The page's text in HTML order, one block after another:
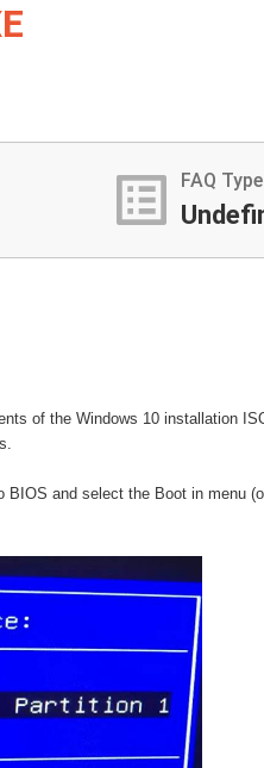
list_alt FAQ Type
of the Windows 10 installation
and select the Boot in menu